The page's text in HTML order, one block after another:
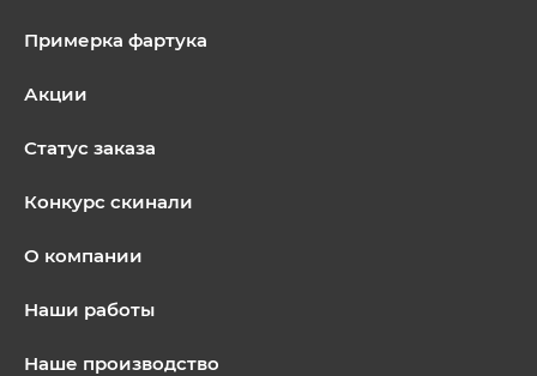
Примерка фартука
Акции
Статус заказа
Конкурс скинали
О компании
Наши работы
Наше производство